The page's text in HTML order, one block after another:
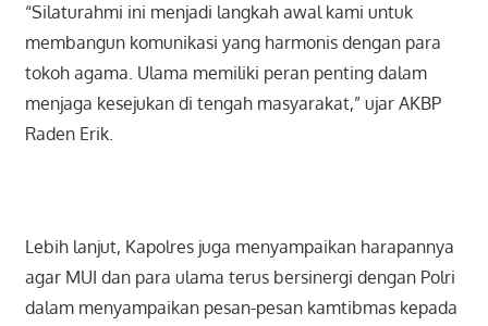
“Silaturahmi ini menjadi langkah awal kami untuk
membangun komunikasi yang harmonis dengan para
tokoh agama. Ulama memiliki peran penting dalam
menjaga kesejukan di tengah masyarakat,” ujar AKBP
Raden Erik.
Lebih lanjut, Kapolres juga menyampaikan harapannya
agar MUI dan para ulama terus bersinergi dengan Polri
dalam menyampaikan pesan-pesan kamtibmas kepada